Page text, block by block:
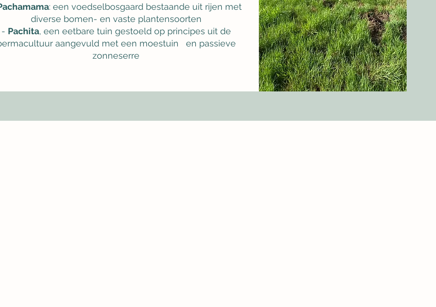
: een voedselbosgaard bestaande uit rijen met
diverse bomen- en vaste plantensoorten
- Pachita, een eetbare tuin gestoeld op principes uit de
aangevuld met een moestuin
en passieve
zonneserre